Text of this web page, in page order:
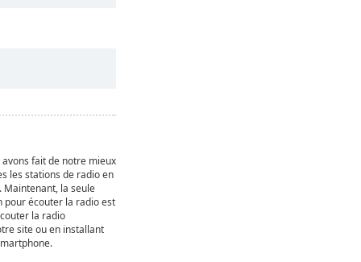
fait de notre mieux
les stations de radio en
Maintenant, la seule
pour écouter la radio est
la radio
site ou en installant